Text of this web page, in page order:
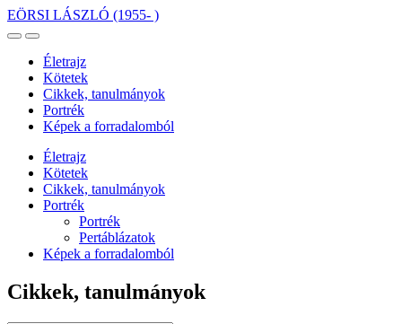
EÖRSI LÁSZLÓ (1955- )
Életrajz
Kötetek
Cikkek, tanulmányok
Portrék
Képek a forradalomból
Életrajz
Kötetek
Cikkek, tanulmányok
Portrék
Portrék
Pertáblázatok
Képek a forradalomból
Cikkek, tanulmányok